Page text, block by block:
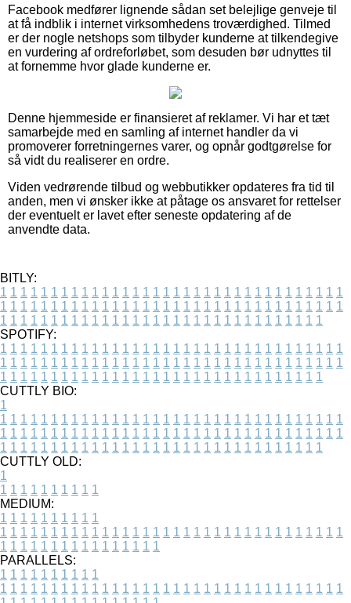
Facebook medfører lignende sådan set belejlige genveje til
at få indblik i internet virksomhedens troværdighed. Tilmed
er der nogle netshops som tilbyder kunderne at tilkendegive
en vurdering af ordreforløbet, som desuden bør udnyttes til
at fornemme hvor glade kunderne er.
Denne hjemmeside er finansieret af reklamer. Vi har et tæt
samarbejde med en samling af internet handler da vi
promoverer forretningernes varer, og opnår godtgørelse for
så vidt du realiserer en ordre.
Viden vedrørende tilbud og webbutikker opdateres fra tid til
anden, men vi ønsker ikke at påtage os ansvaret for rettelser
der eventuelt er lavet efter seneste opdatering af de
anvendte data.
BITLY:
1 1 1 1 1 1 1 1 1 1 1 1 1 1 1 1 1 1 1 1 1 1 1 1 1 1 1 1 1 1 1 1 1 1
1 1 1 1 1 1 1 1 1 1 1 1 1 1 1 1 1 1 1 1 1 1 1 1 1 1 1 1 1 1 1 1 1 1
1 1 1 1 1 1 1 1 1 1 1 1 1 1 1 1 1 1 1 1 1 1 1 1 1 1 1 1 1 1 1 1
SPOTIFY:
1 1 1 1 1 1 1 1 1 1 1 1 1 1 1 1 1 1 1 1 1 1 1 1 1 1 1 1 1 1 1 1 1 1
1 1 1 1 1 1 1 1 1 1 1 1 1 1 1 1 1 1 1 1 1 1 1 1 1 1 1 1 1 1 1 1 1 1
1 1 1 1 1 1 1 1 1 1 1 1 1 1 1 1 1 1 1 1 1 1 1 1 1 1 1 1 1 1 1 1
CUTTLY BIO:
1
1 1 1 1 1 1 1 1 1 1 1 1 1 1 1 1 1 1 1 1 1 1 1 1 1 1 1 1 1 1 1 1 1 1
1 1 1 1 1 1 1 1 1 1 1 1 1 1 1 1 1 1 1 1 1 1 1 1 1 1 1 1 1 1 1 1 1 1
1 1 1 1 1 1 1 1 1 1 1 1 1 1 1 1 1 1 1 1 1 1 1 1 1 1 1 1 1 1 1 1
CUTTLY OLD:
1
1 1 1 1 1 1 1 1 1 1
MEDIUM:
1 1 1 1 1 1 1 1 1 1
1 1 1 1 1 1 1 1 1 1 1 1 1 1 1 1 1 1 1 1 1 1 1 1 1 1 1 1 1 1 1 1 1 1
1 1 1 1 1 1 1 1 1 1 1 1 1 1 1 1
PARALLELS:
1 1 1 1 1 1 1 1 1 1
1 1 1 1 1 1 1 1 1 1 1 1 1 1 1 1 1 1 1 1 1 1 1 1 1 1 1 1 1 1 1 1 1 1